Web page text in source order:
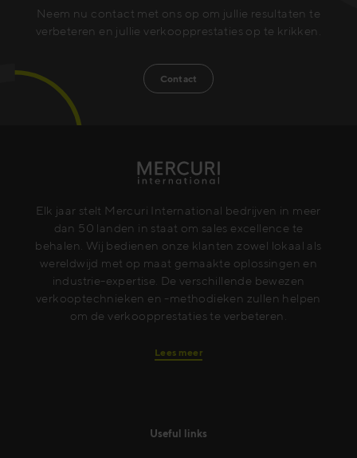
Neem nu contact met ons op om jullie resultaten te
verbeteren en jullie verkoopprestaties op te krikken.
Contact
Elk jaar stelt Mercuri International bedrijven in meer
dan 50 landen in staat om sales excellence te
behalen. Wij bedienen onze klanten zowel lokaal als
wereldwijd met op maat gemaakte oplossingen en
industrie-expertise. De verschillende bewezen
verkooptechnieken en -methodieken zullen helpen
om de verkoopprestaties te verbeteren.
Lees meer
Useful links